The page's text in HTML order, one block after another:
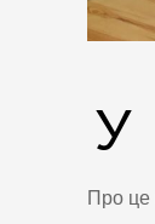
У
Про це